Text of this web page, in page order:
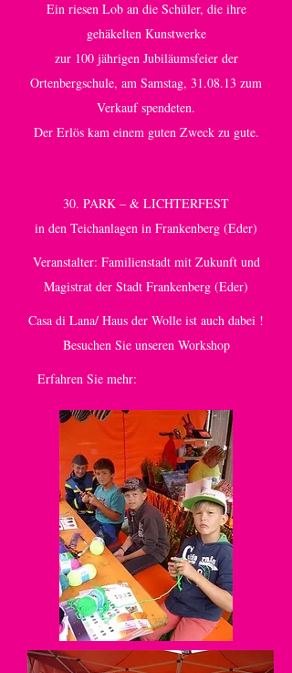
Ein riesen Lob an die Schüler, die ihre
gehäkelten Kunstwerke
zur 100 jährigen Jubiläumsfeier der
Ortenbergschule, am Samstag, 31.08.13 zum
Verkauf spendeten.
Der Erlös kam einem guten Zweck zu gute.
30. PARK – & LICHTERFEST
in den Teichanlagen in Frankenberg (Eder)
Veranstalter: Familienstadt mit Zukunft und
Magistrat der Stadt Frankenberg (Eder)
Casa di Lana/ Haus der Wolle ist auch dabei !
Besuchen Sie unseren Workshop
Erfahren Sie mehr: